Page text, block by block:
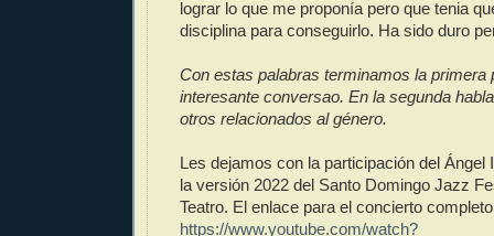
lograr lo que me proponía pero que tenia
disciplina para conseguirlo. Ha sido duro
Con estas palabras terminamos la primera
interesante conversao. En la segunda
otros relacionados al género.
Les dejamos con la participación del Ángel
la versión 2022 del Santo Domingo Jazz
Teatro. El enlace para el concierto
https://www.youtube.com/watch?